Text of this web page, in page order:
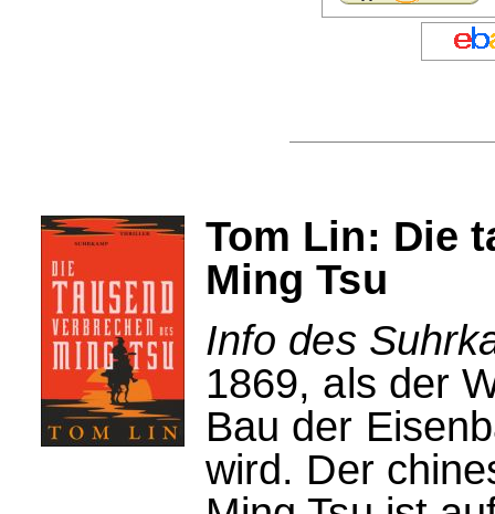
Tom Lin: Die
Ming Tsu
Info des
1869, als der
Bau der
wird. Der